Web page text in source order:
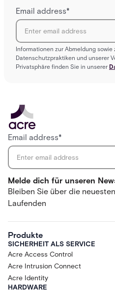
Email address*
Informationen zur Abmeldung sowie
Datenschutzpraktiken und unserer
Privatsphäre finden Sie in unserer
Melde dich für unseren
Bleiben Sie über die
Laufenden
Email address*
Produkte
SICHERHEIT ALS SERVICE
Acre Access Control
Acre Intrusion Connect
Acre Identity
HARDWARE